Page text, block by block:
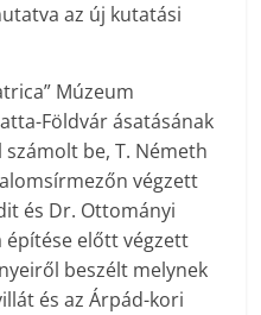
az új kutatási
Múzeum
Földvár ásatásának
be, T. Németh
végzett
és Dr. Ottományi
építése előtt végzett
beszélt melynek
és az Árpád-kori